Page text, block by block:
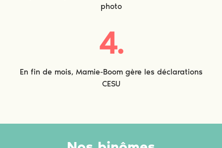
photo
4.
En fin de mois, Mamie-Boom gère les déclarations
CESU